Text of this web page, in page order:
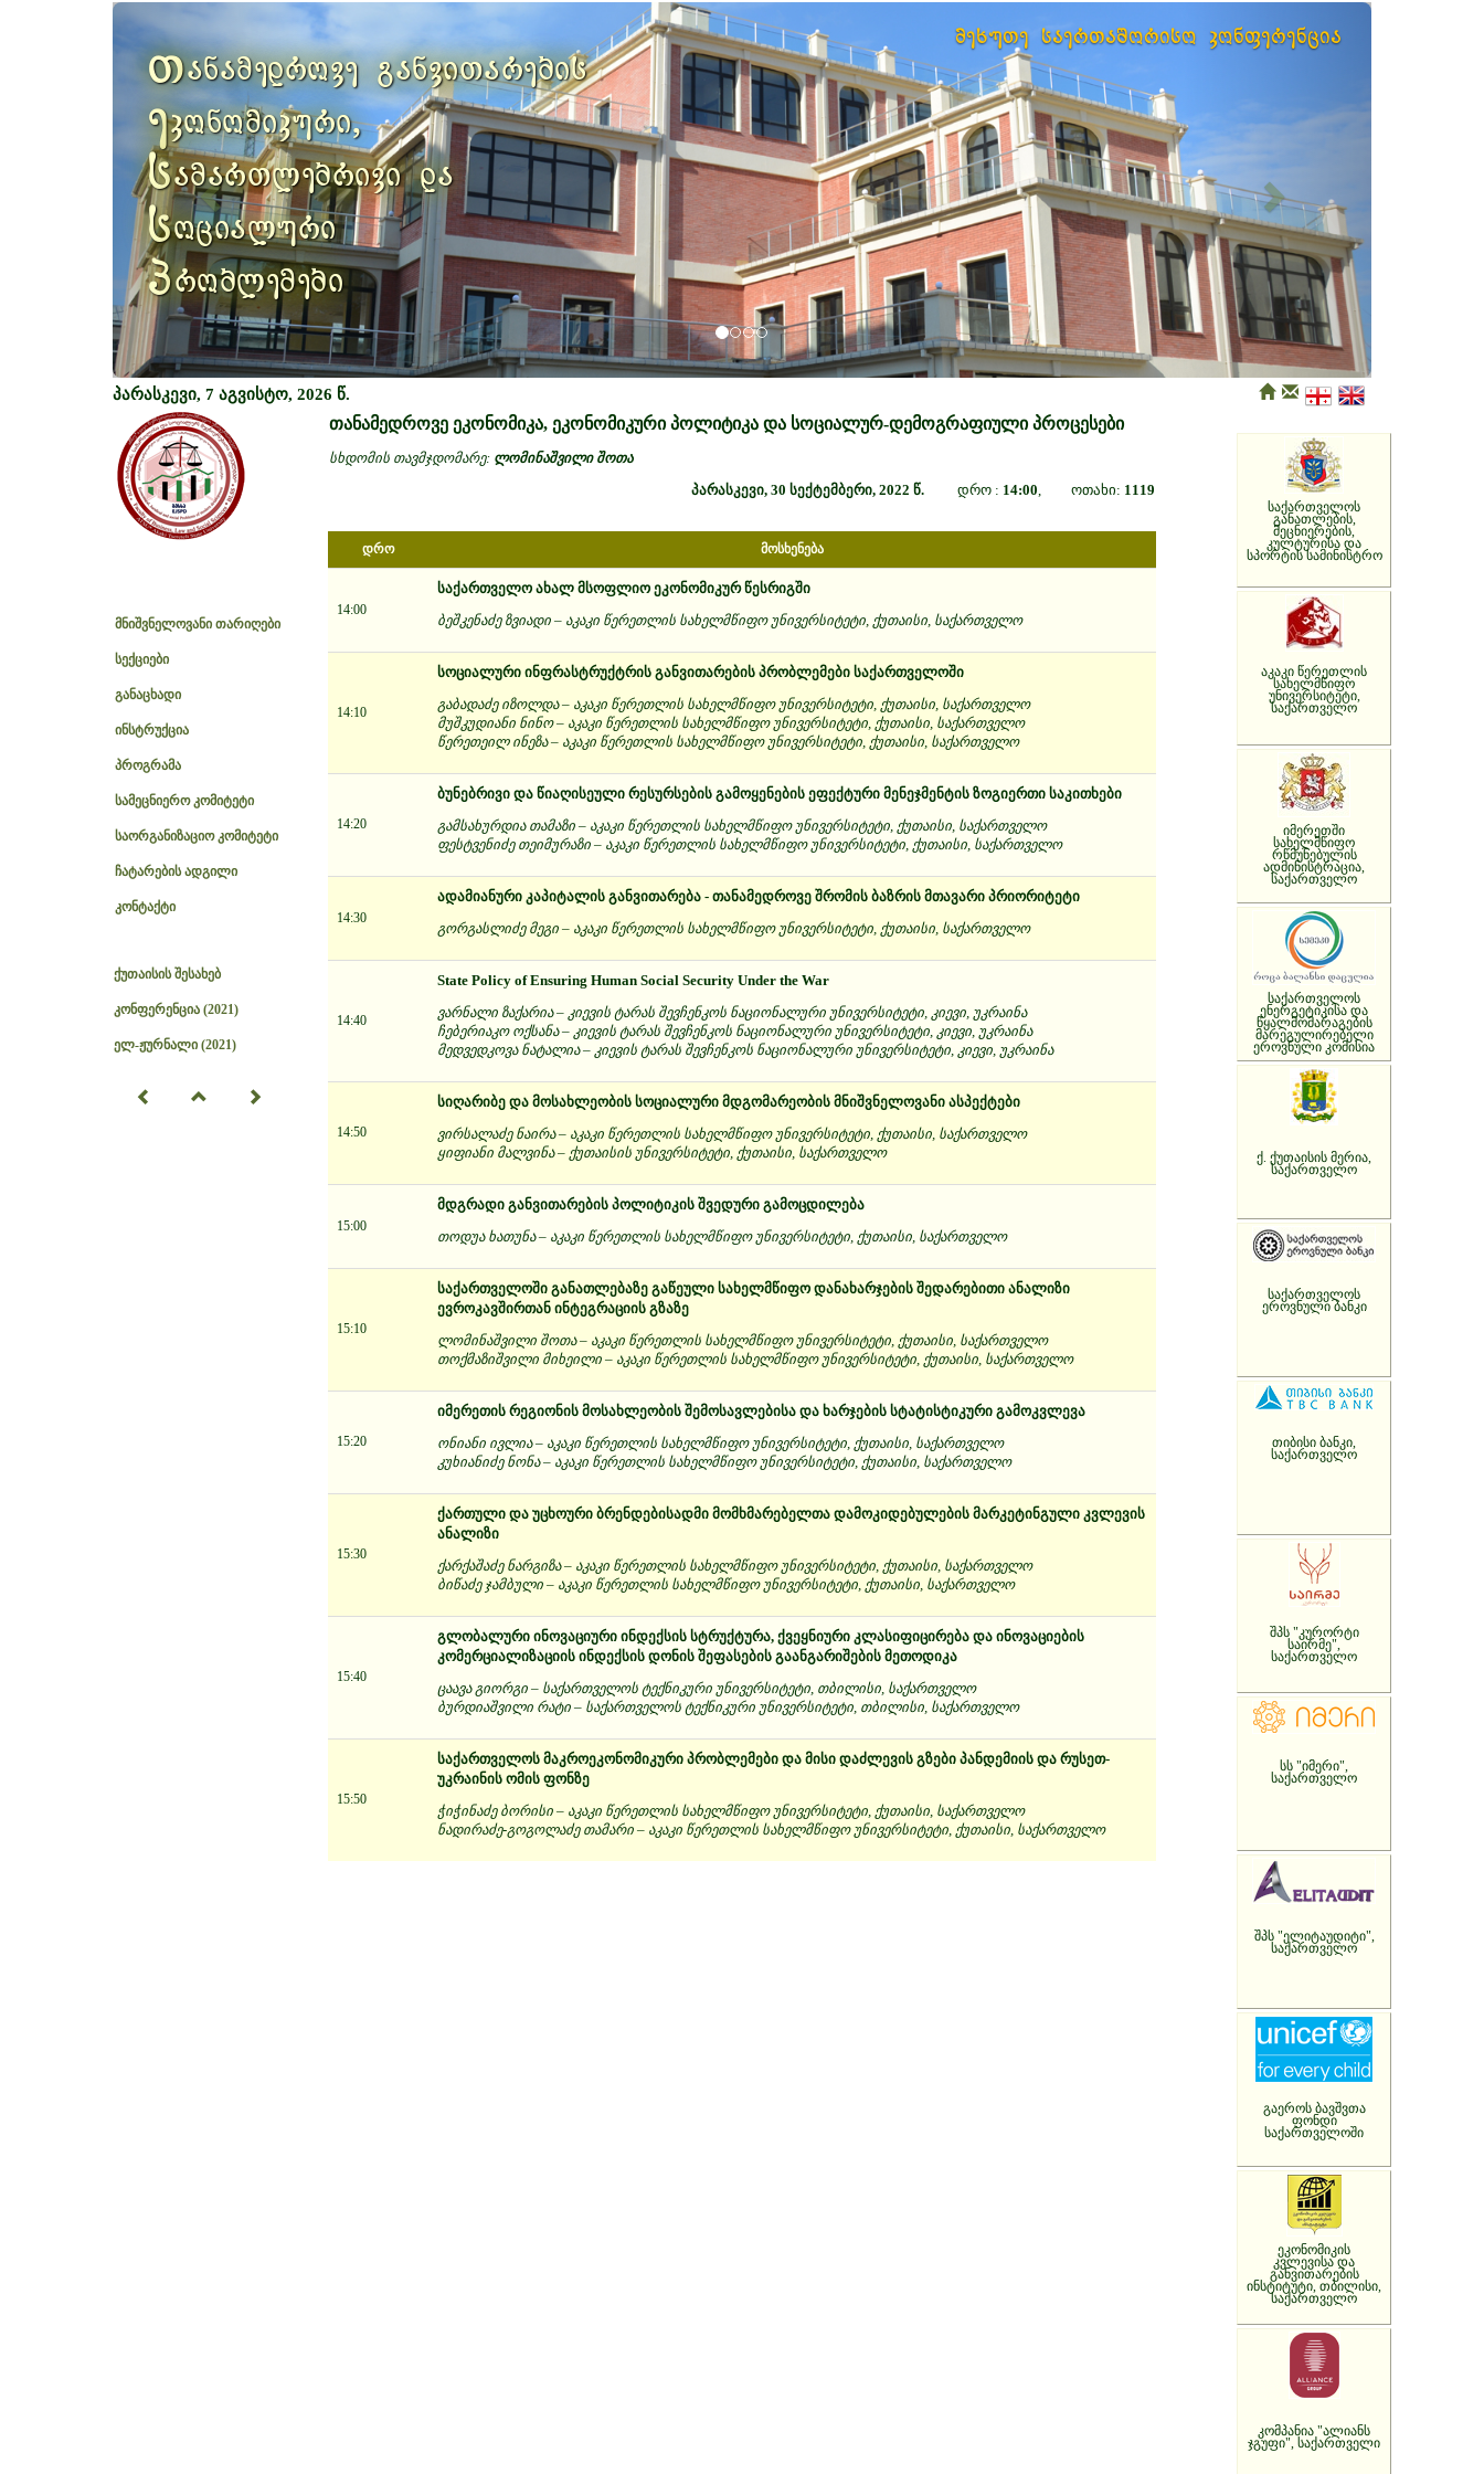
მეხუთე საერთაშორისო კონფერენცია
თანამედროვე განვითარების
ეკონომიკური,
სამართლებრივი და
სოციალური
პრობლემები
პარასკევი, 7 აგვისტო, 2026 წ.
მნიშვნელოვანი თარიღები
სექციები
განაცხადი
ინსტრუქცია
პროგრამა
სამეცნიერო კომიტეტი
საორგანიზაციო კომიტეტი
ჩატარების ადგილი
კონტაქტი
ქუთაისის შესახებ
კონფერენცია (2021)
ელ-ჟურნალი (2021)
თანამედროვე ეკონომიკა, ეკონომიკური პოლიტიკა და სოციალურ-დემოგრაფიული პროცესები
სხდომის თავმჯდომარე: ლომინაშვილი შოთა
პარასკევი, 30 სექტემბერი, 2022 წ. დრო : 14:00, ოთახი: 1119
დრო მოსხენება
14:00
საქართველო ახალ მსოფლიო ეკონომიკურ წესრიგში
ბეშკენაძე ზვიადი – აკაკი წერეთლის სახელმწიფო უნივერსიტეტი, ქუთაისი, საქართველო
14:10
სოციალური ინფრასტრუქტრის განვითარების პრობლემები საქართველოში
გაბადაძე იზოლდა – აკაკი წერეთლის სახელმწიფო უნივერსიტეტი, ქუთაისი, საქართველო
მუშკუდიანი ნინო – აკაკი წერეთლის სახელმწიფო უნივერსიტეტი, ქუთაისი, საქართველო
წერეთეილ ინეზა – აკაკი წერეთლის სახელმწიფო უნივერსიტეტი, ქუთაისი, საქართველო
14:20
ბუნებრივი და წიაღისეული რესურსების გამოყენების ეფექტური მენეჯმენტის ზოგიერთი საკითხები
გამსახურდია თამაზი – აკაკი წერეთლის სახელმწიფო უნივერსიტეტი, ქუთაისი, საქართველო
ფესტვენიძე თეიმურაზი – აკაკი წერეთლის სახელმწიფო უნივერსიტეტი, ქუთაისი, საქართველო
14:30
ადამიანური კაპიტალის განვითარება - თანამედროვე შრომის ბაზრის მთავარი პრიორიტეტი
გორგასლიძე მეგი – აკაკი წერეთლის სახელმწიფო უნივერსიტეტი, ქუთაისი, საქართველო
14:40
State Policy of Ensuring Human Social Security Under the War
ვარნალი ზაქარია – კიევის ტარას შევჩენკოს ნაციონალური უნივერსიტეტი, კიევი, უკრაინა
ჩებერიაკო ოქსანა – კიევის ტარას შევჩენკოს ნაციონალური უნივერსიტეტი, კიევი, უკრაინა
მედვედკოვა ნატალია – კიევის ტარას შევჩენკოს ნაციონალური უნივერსიტეტი, კიევი, უკრაინა
14:50
სიღარიბე და მოსახლეობის სოციალური მდგომარეობის მნიშვნელოვანი ასპექტები
ვირსალაძე ნაირა – აკაკი წერეთლის სახელმწიფო უნივერსიტეტი, ქუთაისი, საქართველო
ყიფიანი მალვინა – ქუთაისის უნივერსიტეტი, ქუთაისი, საქართველო
15:00
მდგრადი განვითარების პოლიტიკის შვედური გამოცდილება
თოდუა ხათუნა – აკაკი წერეთლის სახელმწიფო უნივერსიტეტი, ქუთაისი, საქართველო
15:10
საქართველოში განათლებაზე გაწეული სახელმწიფო დანახარჯების შედარებითი ანალიზი
ევროკავშირთან ინტეგრაციის გზაზე
ლომინაშვილი შოთა – აკაკი წერეთლის სახელმწიფო უნივერსიტეტი, ქუთაისი, საქართველო
თოქმაზიშვილი მიხეილი – აკაკი წერეთლის სახელმწიფო უნივერსიტეტი, ქუთაისი, საქართველო
15:20
იმერეთის რეგიონის მოსახლეობის შემოსავლებისა და ხარჯების სტატისტიკური გამოკვლევა
ონიანი ივლია – აკაკი წერეთლის სახელმწიფო უნივერსიტეტი, ქუთაისი, საქართველო
კუხიანიძე ნონა – აკაკი წერეთლის სახელმწიფო უნივერსიტეტი, ქუთაისი, საქართველო
15:30
ქართული და უცხოური ბრენდებისადმი მომხმარებელთა დამოკიდებულების მარკეტინგული კვლევის
ანალიზი
ქარქაშაძე ნარგიზა – აკაკი წერეთლის სახელმწიფო უნივერსიტეტი, ქუთაისი, საქართველო
ბიწაძე ჯამბული – აკაკი წერეთლის სახელმწიფო უნივერსიტეტი, ქუთაისი, საქართველო
15:40
გლობალური ინოვაციური ინდექსის სტრუქტურა, ქვეყნიური კლასიფიცირება და ინოვაციების
კომერციალიზაციის ინდექსის დონის შეფასების გაანგარიშების მეთოდიკა
ცაავა გიორგი – საქართველოს ტექნიკური უნივერსიტეტი, თბილისი, საქართველო
ბურდიაშვილი რატი – საქართველოს ტექნიკური უნივერსიტეტი, თბილისი, საქართველო
15:50
საქართველოს მაკროეკონომიკური პრობლემები და მისი დაძლევის გზები პანდემიის და რუსეთ-
უკრაინის ომის ფონზე
ჭიჭინაძე ბორისი – აკაკი წერეთლის სახელმწიფო უნივერსიტეტი, ქუთაისი, საქართველო
ნადირაძე-გოგოლაძე თამარი – აკაკი წერეთლის სახელმწიფო უნივერსიტეტი, ქუთაისი, საქართველო
საქართველოს
განათლების,
მეცნიერების,
კულტურისა და
სპორტის სამინისტრო
აკაკი წერეთლის
სახელმწიფო
უნივერსიტეტი,
საქართველო
იმერეთში
სახელმწიფო
რწმუნებულის
ადმინისტრაცია,
საქართველო
საქართველოს
ენერგეტიკისა და
წყალმომარაგების
მარეგულირებელი
ეროვნული კომისია
ქ. ქუთაისის მერია,
საქართველო
საქართველოს
ეროვნული ბანკი
თიბისი ბანკი,
საქართველო
შპს "კურორტი
საირმე",
საქართველო
სს "იმერი",
საქართველო
შპს "ელიტაუდიტი",
საქართველო
გაეროს ბავშვთა
ფონდი
საქართველოში
ეკონომიკის
კვლევისა და
განვითარების
ინსტიტუტი, თბილისი,
საქართველო
კომპანია "ალიანს
ჯგუფი", საქართველი